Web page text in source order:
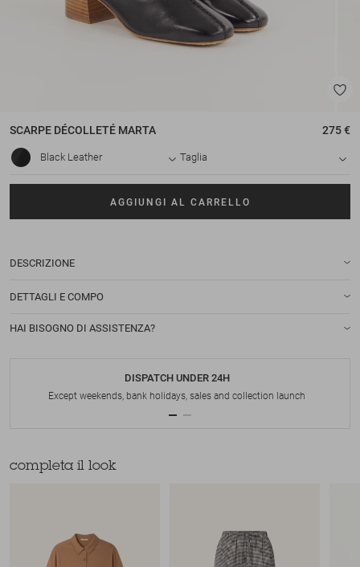
SCARPE DÉCOLLETÉ MARTA 275 €
Black Leather Taglia
AGGIUNGI AL CARRELLO
DESCRIZIONE
DETTAGLI E COMPO
HAI BISOGNO DI ASSISTENZA?
DISPATCH UNDER 24H
Except weekends, bank holidays, sales and collection launch
completa il look